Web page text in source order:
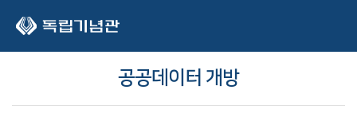
공공데이터 개방